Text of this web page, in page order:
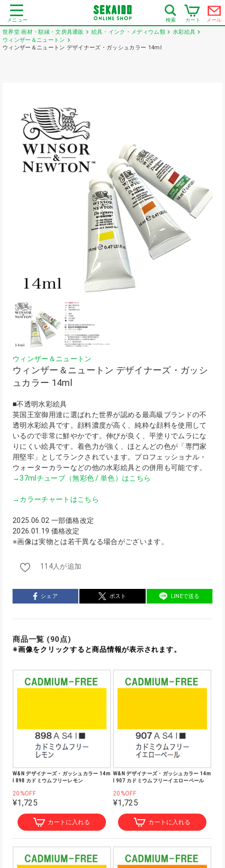
メニュー 検索 カート メール
世界堂 画材・額縁・文房具通販 絵具・インク・メディウム類
水彩絵具
ウィンザー＆ニュートン
ウィンザー＆ニュートン デザイナーズ・ガッシュカラー 14ml
ウィンザー＆ニュートン
ウィンザー＆ニュートン デザイナーズ・ガッシ
ュカラー 14ml
■不透明水彩絵具
英国王室御用達に選ばれた世界が認める最高級ブランドの不
透明水彩絵具です。顔料濃度が高く、純粋な顔料を使用して
いるので非常に鮮やかです。伸びが良く、平塗りでムラにな
りにくい絵具です。着色力が強く、ほとんどの色が「専門家
用堅牢」としてランクされています。プロフェッショナル・
ウォーターカラーなどの他の水彩絵具との併用も可能です。
→37mlチューブ（無彩色 / 単色）はこちら
→カラーチャートはこちら
2025.06.02 一部価格改定
2026.01.19 価格改定
※画像は実物とは若干異なる場合がございます。
114人が追加
シェア ポスト LINEで送る
商品一覧 (90点)
※画像をクリックすると商品情報が表示されます。
W&N デザイナーズ・ガッシュカラー 14m
l 898 カドミウムフリーレモン
20%OFF
¥1,725
カートに入れる
W&N デザイナーズ・ガッシュカラー 14m
l 907 カドミウムフリーイエローペール
20%OFF
¥1,725
カートに入れる